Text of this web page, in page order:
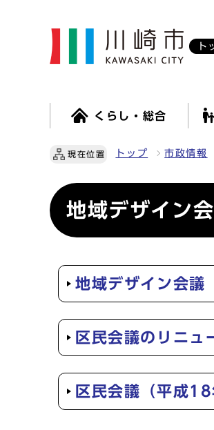
ト
くらし・総合
現在位置 トップ 市政情報
地域デザイン
地域デザイン会議
区民会議のリニュ
区民会議（平成